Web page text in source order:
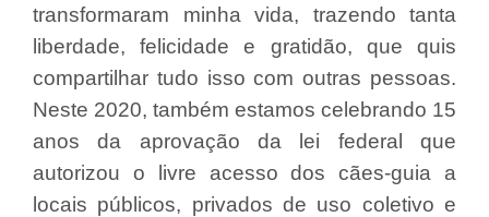
transformaram minha vida, trazendo tanta
liberdade, felicidade e gratidão, que quis
compartilhar tudo isso com outras pessoas.
Neste 2020, também estamos celebrando 15
anos da aprovação da lei federal que
autorizou o livre acesso dos cães-guia a
locais públicos, privados de uso coletivo e